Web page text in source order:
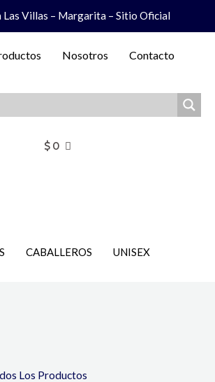
Villas – Margarita – Sitio Oficial
Nosotros Contacto
$ 0
CABALLEROS UNISEX
Los Productos